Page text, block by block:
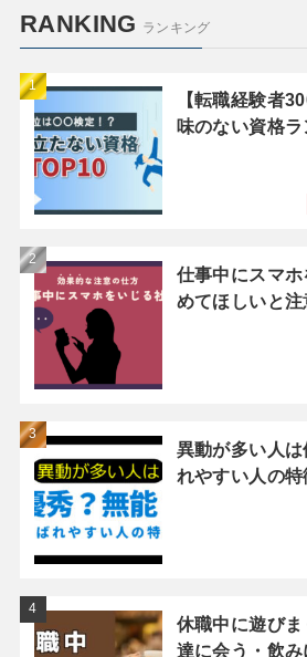
RANKING ランキング
【転職経験者
味のない資格
仕事中にスマ
めてほしいと
異動が多い人
れやすい人の特
休職中に遊び
達に会う・飲